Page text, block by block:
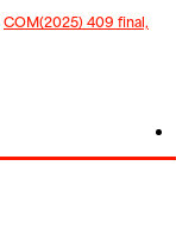
COM(2025) 409 final,